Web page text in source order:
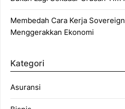
Membedah Cara Kerja
Menggerakkan Ekonomi
Kategori
Asuransi